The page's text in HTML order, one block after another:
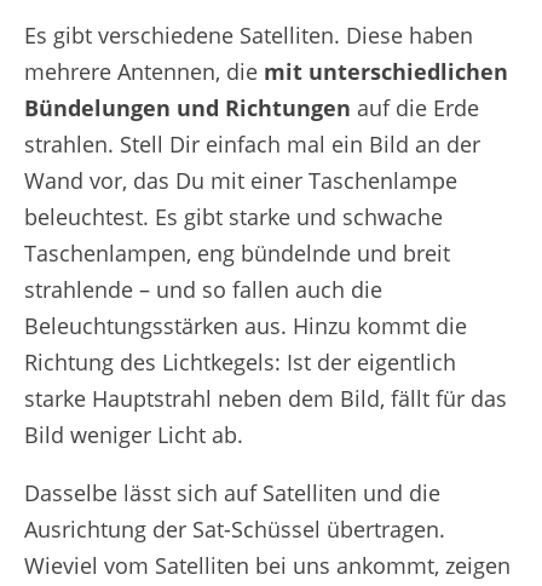
Es gibt verschiedene Satelliten. Diese haben
mehrere Antennen, die mit unterschiedlichen
Bündelungen und Richtungen auf die Erde
strahlen. Stell Dir einfach mal ein Bild an der
Wand vor, das Du mit einer Taschenlampe
beleuchtest. Es gibt starke und schwache
Taschenlampen, eng bündelnde und breit
strahlende – und so fallen auch die
Beleuchtungsstärken aus. Hinzu kommt die
Richtung des Lichtkegels: Ist der eigentlich
starke Hauptstrahl neben dem Bild, fällt für das
Bild weniger Licht ab.
Dasselbe lässt sich auf Satelliten und die
Ausrichtung der Sat-Schüssel übertragen.
Wieviel vom Satelliten bei uns ankommt, zeigen